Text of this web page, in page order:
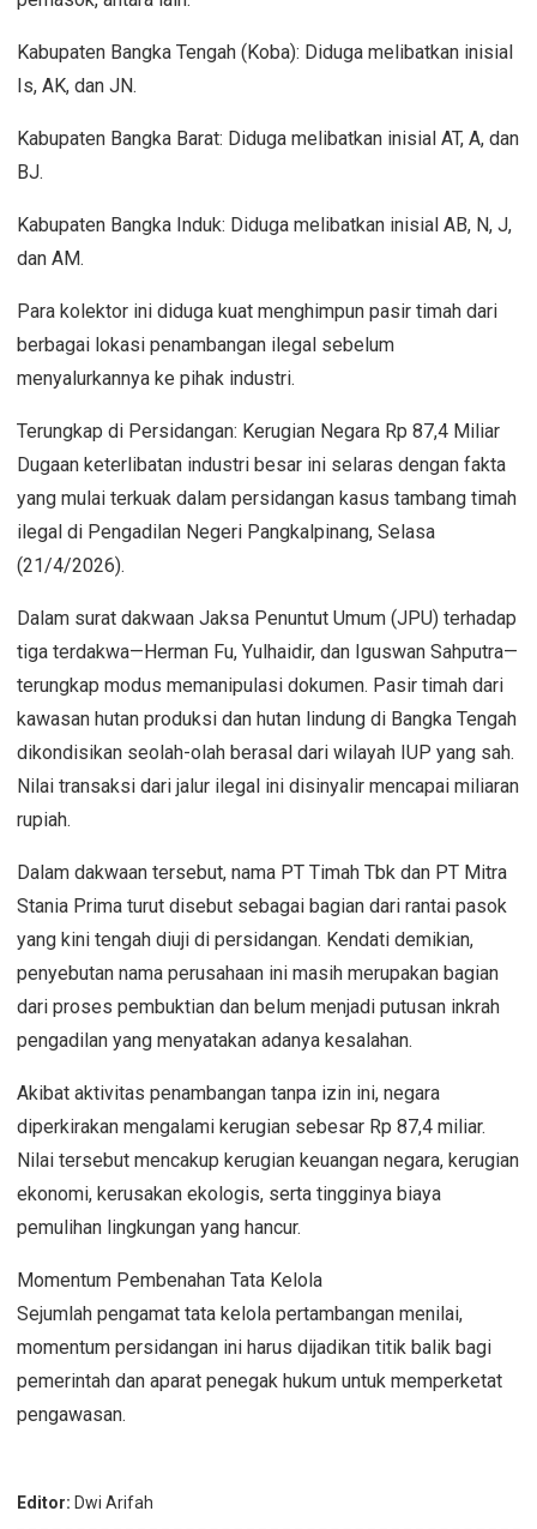
Kabupaten Bangka Tengah (Koba): Diduga melibatkan inisial
Is, AK, dan JN.
Kabupaten Bangka Barat: Diduga melibatkan inisial AT, A, dan
BJ.
Kabupaten Bangka Induk: Diduga melibatkan inisial AB, N, J,
dan AM.
Para kolektor ini diduga kuat menghimpun pasir timah dari
berbagai lokasi penambangan ilegal sebelum
menyalurkannya ke pihak industri.
Terungkap di Persidangan: Kerugian Negara Rp 87,4 Miliar
Dugaan keterlibatan industri besar ini selaras dengan fakta
yang mulai terkuak dalam persidangan kasus tambang timah
ilegal di Pengadilan Negeri Pangkalpinang, Selasa
(21/4/2026).
Dalam surat dakwaan Jaksa Penuntut Umum (JPU) terhadap
tiga terdakwa—Herman Fu, Yulhaidir, dan Iguswan Sahputra—
terungkap modus memanipulasi dokumen. Pasir timah dari
kawasan hutan produksi dan hutan lindung di Bangka Tengah
dikondisikan seolah-olah berasal dari wilayah IUP yang sah.
Nilai transaksi dari jalur ilegal ini disinyalir mencapai miliaran
rupiah.
Dalam dakwaan tersebut, nama PT Timah Tbk dan PT Mitra
Stania Prima turut disebut sebagai bagian dari rantai pasok
yang kini tengah diuji di persidangan. Kendati demikian,
penyebutan nama perusahaan ini masih merupakan bagian
dari proses pembuktian dan belum menjadi putusan inkrah
pengadilan yang menyatakan adanya kesalahan.
Akibat aktivitas penambangan tanpa izin ini, negara
diperkirakan mengalami kerugian sebesar Rp 87,4 miliar.
Nilai tersebut mencakup kerugian keuangan negara, kerugian
ekonomi, kerusakan ekologis, serta tingginya biaya
pemulihan lingkungan yang hancur.
Momentum Pembenahan Tata Kelola
Sejumlah pengamat tata kelola pertambangan menilai,
momentum persidangan ini harus dijadikan titik balik bagi
pemerintah dan aparat penegak hukum untuk memperketat
pengawasan.
Editor: Dwi Arifah